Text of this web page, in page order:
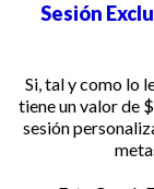
Sesión
Si, tal y como lo
tiene un valor de
sesión